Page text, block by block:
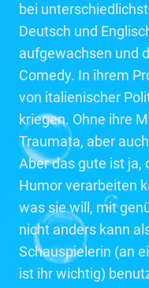
bei
Deutsch und
aufgewachsen und
Comedy. In ihrem
von italienischer
kriegen. Ohne ihre
Traumata, aber
Aber das gute ist ja,
Humor verarbeiten
was sie will, mit
nicht anders kann
Schauspielerin (an
ist ihr wichtig)